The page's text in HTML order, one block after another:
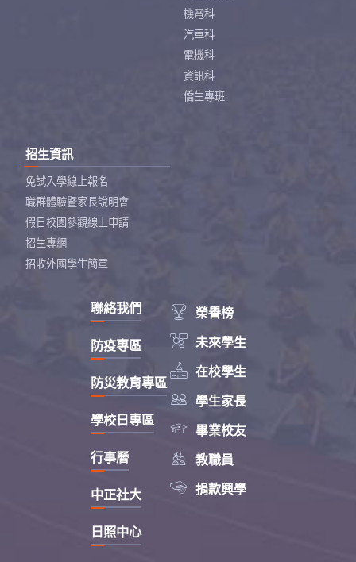
機電科
汽車科
電機科
資訊科
僑生專班
招生資訊
免試入學線上報名
職群體驗暨家長說明會
假日校園參觀線上申請
招生專網
招收外國學生簡章
 榮譽榜
 未來學生
 在校學生
 學生家長
 畢業校友
 教職員
 捐款興學
聯絡我們
防疫專區
防災教育專區
學校日專區
行事曆
中正社大
日照中心